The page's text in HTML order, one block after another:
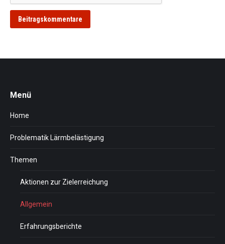
Beitragskommentare
Menü
Home
Problematik Lärmbelästigung
Themen
Aktionen zur Zielerreichung
Allgemein
Erfahrungsberichte